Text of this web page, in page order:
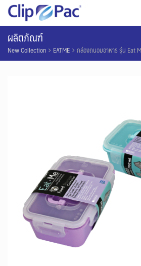
Skip
กล่องถนอมอาหาร Clip Pac
ผลิตภัณฑ์
New Collection EATME กล่องถนอมอาหาร รุ่น Eat